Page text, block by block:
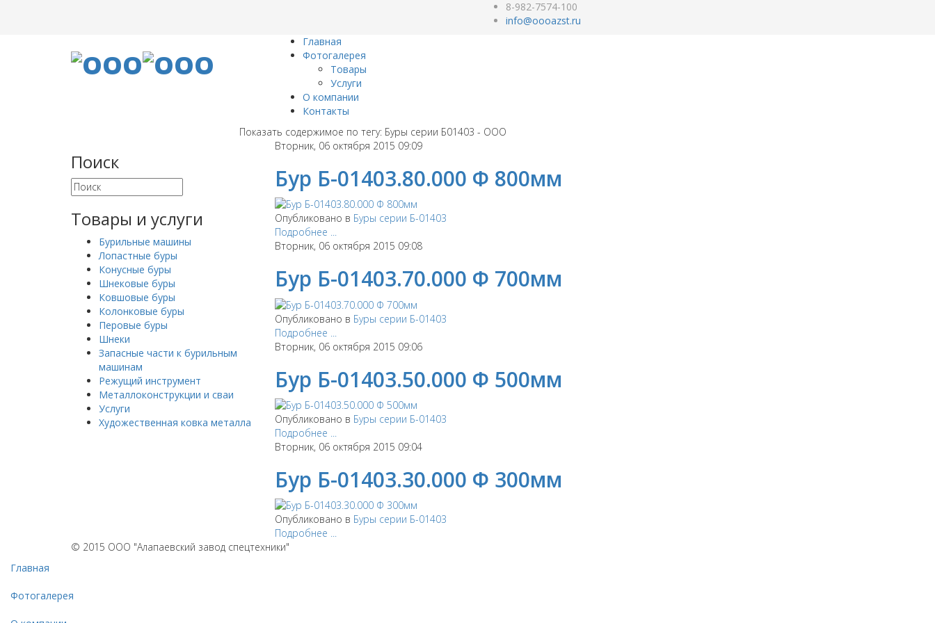
8-982-7574-100
Главная
Фотогалерея
Товары
Услуги
О компании
Контакты
Показать содержимое по тегу: Буры серии Б01403 - ООО
Поиск
Товары и услуги
Бурильные машины
Лопастные буры
Конусные буры
Шнековые буры
Ковшовые буры
Колонковые буры
Перовые буры
Шнеки
Запасные части к бурильным
машинам
Режущий инструмент
Металлоконструкции и сваи
Услуги
Художественная ковка металла
Вторник, 06 октября 2015 09:09
Бур Б-01403.80.000 Ф 800мм
Опубликовано в Буры серии Б-01403
Подробнее ...
Вторник, 06 октября 2015 09:08
Бур Б-01403.70.000 Ф 700мм
Опубликовано в Буры серии Б-01403
Подробнее ...
Вторник, 06 октября 2015 09:06
Бур Б-01403.50.000 Ф 500мм
Опубликовано в Буры серии Б-01403
Подробнее ...
Вторник, 06 октября 2015 09:04
Бур Б-01403.30.000 Ф 300мм
Опубликовано в Буры серии Б-01403
Подробнее ...
© 2015 ООО "Алапаевский завод спецтехники"
Главная
Фотогалерея